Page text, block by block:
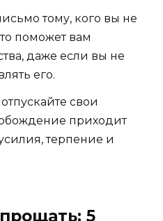
тому, кого вы не
поможет вам
даже если вы не
его.
свои
приходит
терпение и
5